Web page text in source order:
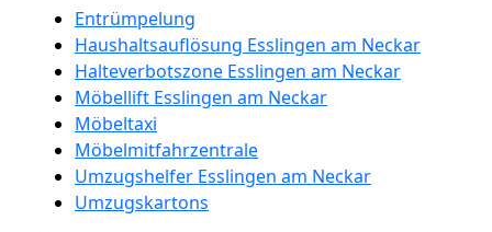
Entrümpelung
Haushaltsauflösung Esslingen am Neckar
Halteverbotszone Esslingen am Neckar
Möbellift Esslingen am Neckar
Möbeltaxi
Möbelmitfahrzentrale
Umzugshelfer Esslingen am Neckar
Umzugskartons